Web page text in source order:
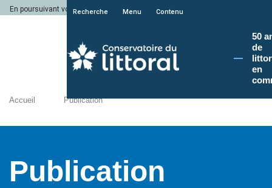
En poursuivant votre navigation sur le site du Conservatoire du littoral, vous
Recherche Menu Contenu
50
de
en
Accueil Publication
Publication